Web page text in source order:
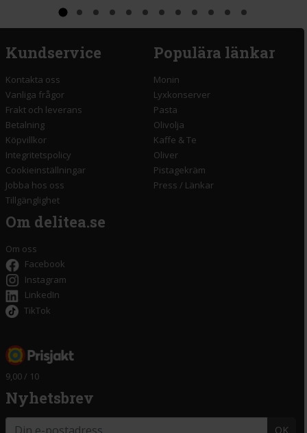
Kundservice
Kontakta oss
Vanliga frågor
Frakt och leverans
Betalning
Köpvillkor
Integritetspolicy
Cookieinställningar
Jobba hos oss
Tillgänglighet
Populära länkar
Monin
Lyxkonserver
Pasta
Olivolja
Kaffe & Te
Oliver
Pistagekräm
Press / Länkar
Om delitea.se
Om oss
Facebook
Instagram
LinkedIn
TikTok
9,00 / 10
Nyhetsbrev
OK